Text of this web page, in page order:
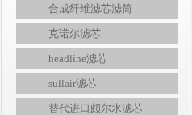
合成纤维滤芯滤筒
克诺尔滤芯
headline滤芯
sullair滤芯
替代进口颇尔水滤芯